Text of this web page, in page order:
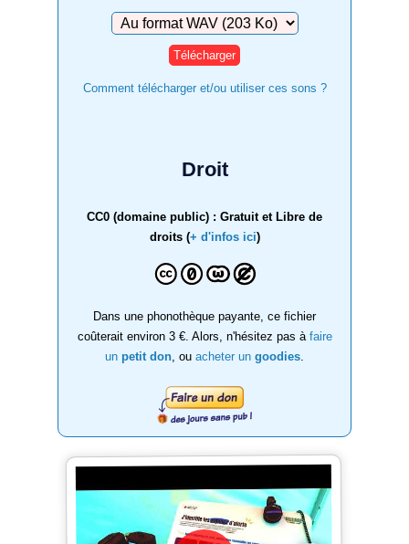
Télécharger
Comment télécharger et/ou utiliser ces sons ?
Droit
CC0 (domaine public) : Gratuit et Libre de
droits (+ d'infos ici)
Dans une phonothèque payante, ce fichier
coûterait environ 3 €. Alors, n'hésitez pas à faire
un petit don , ou acheter un goodies